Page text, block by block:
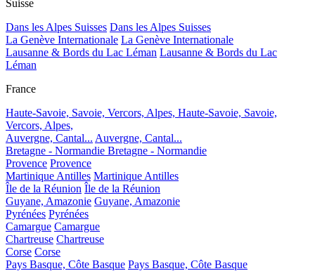
Suisse
Dans les Alpes Suisses Dans les Alpes Suisses
La Genève Internationale La Genève Internationale
Lausanne & Bords du Lac Léman Lausanne & Bords du Lac
Léman
France
Haute-Savoie, Savoie, Vercors, Alpes, Haute-Savoie, Savoie,
Vercors, Alpes,
Auvergne, Cantal... Auvergne, Cantal...
Bretagne - Normandie Bretagne - Normandie
Provence Provence
Martinique Antilles Martinique Antilles
Île de la Réunion Île de la Réunion
Guyane, Amazonie Guyane, Amazonie
Pyrénées Pyrénées
Camargue Camargue
Chartreuse Chartreuse
Corse Corse
Pays Basque, Côte Basque Pays Basque, Côte Basque